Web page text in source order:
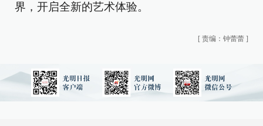
界，开启全新的艺术体验。
[ 责编：钟蕾蕾 ]